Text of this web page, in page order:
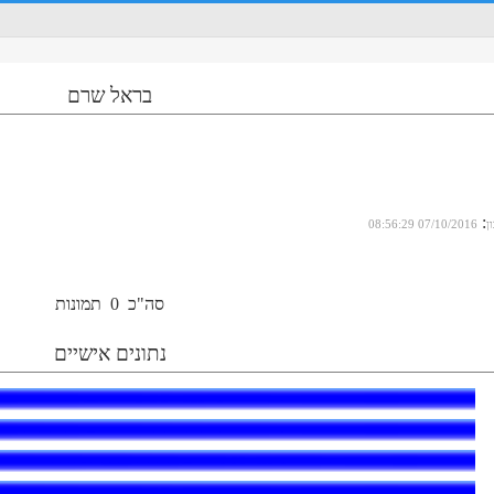
בראל שרם
:
07/10/2016 08:56:29
סה"כ 0 תמונות
נתונים אישיים